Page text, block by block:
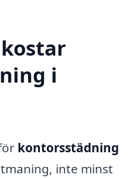
i
kontorsstädning
inte minst